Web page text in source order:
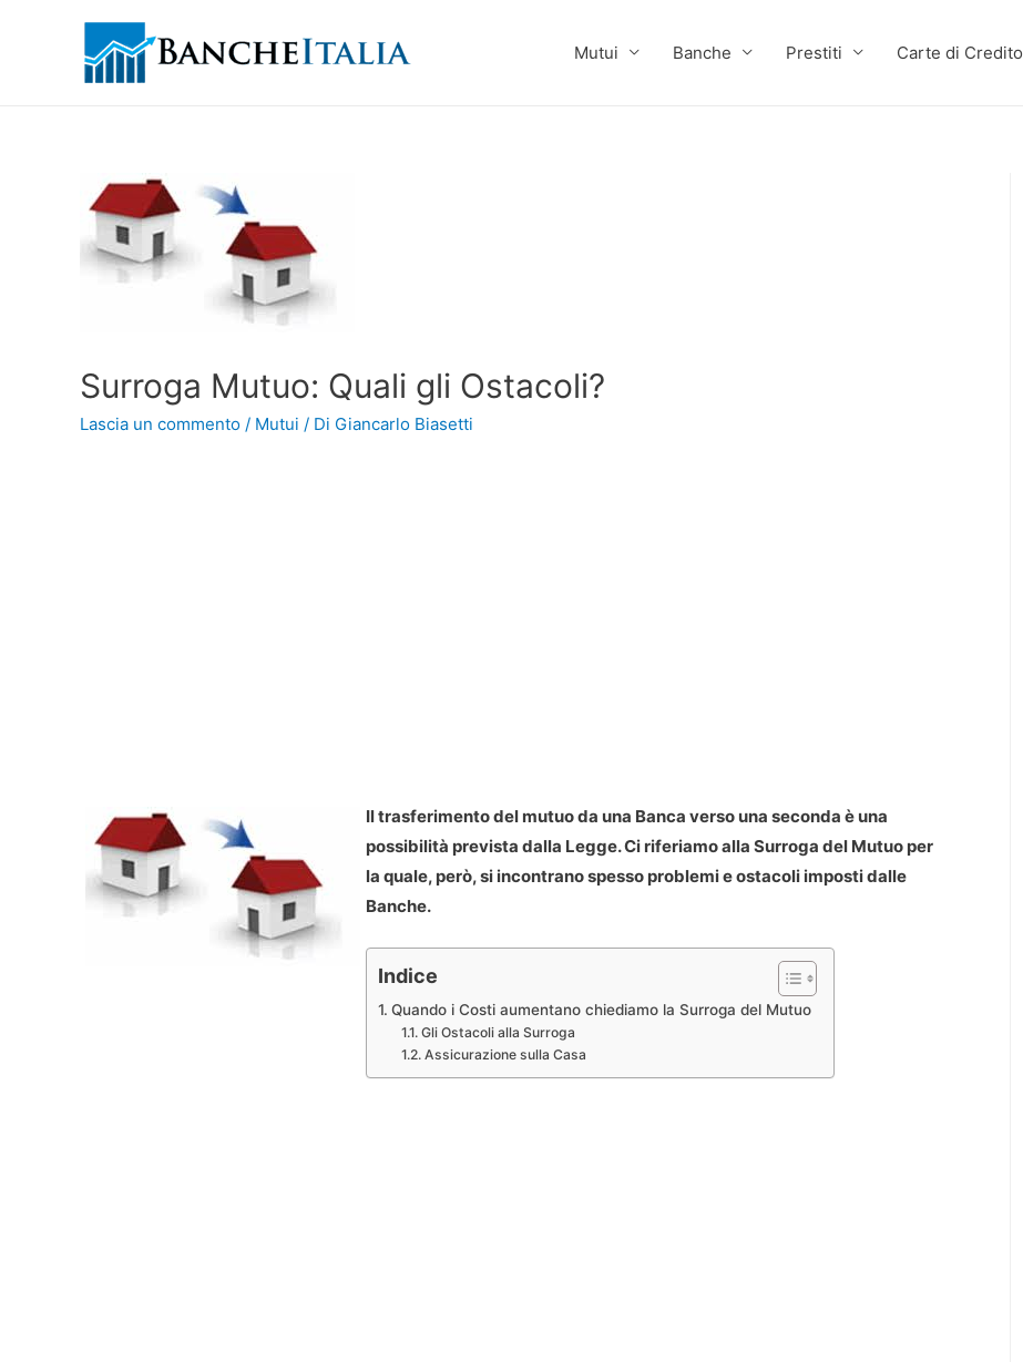
Mutui Banche Prestiti Carte di Credito
Surroga Mutuo: Quali gli Ostacoli?
Lascia un commento / Mutui / Di Giancarlo Biasetti
Il trasferimento del mutuo da una Banca verso una seconda è una
possibilità prevista dalla Legge. Ci riferiamo alla Surroga del Mutuo per
la quale, però, si incontrano spesso problemi e ostacoli imposti dalle
Banche.
Indice
Quando i Costi aumentano chiediamo la Surroga del Mutuo
Gli Ostacoli alla Surroga
Assicurazione sulla Casa